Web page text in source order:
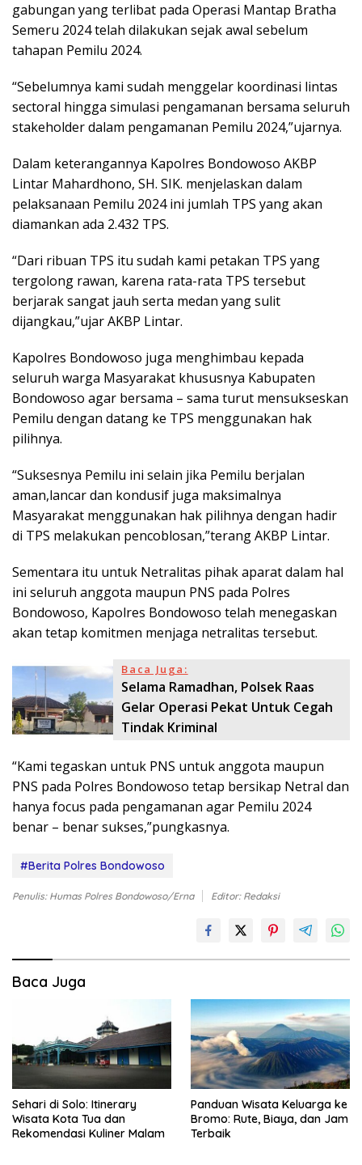
gabungan yang terlibat pada Operasi Mantap Bratha
Semeru 2024 telah dilakukan sejak awal sebelum
tahapan Pemilu 2024.
“Sebelumnya kami sudah menggelar koordinasi lintas
sectoral hingga simulasi pengamanan bersama seluruh
stakeholder dalam pengamanan Pemilu 2024,”ujarnya.
Dalam keterangannya Kapolres Bondowoso AKBP
Lintar Mahardhono, SH. SIK. menjelaskan dalam
pelaksanaan Pemilu 2024 ini jumlah TPS yang akan
diamankan ada 2.432 TPS.
“Dari ribuan TPS itu sudah kami petakan TPS yang
tergolong rawan, karena rata-rata TPS tersebut
berjarak sangat jauh serta medan yang sulit
dijangkau,”ujar AKBP Lintar.
Kapolres Bondowoso juga menghimbau kepada
seluruh warga Masyarakat khususnya Kabupaten
Bondowoso agar bersama – sama turut mensukseskan
Pemilu dengan datang ke TPS menggunakan hak
pilihnya.
“Suksesnya Pemilu ini selain jika Pemilu berjalan
aman,lancar dan kondusif juga maksimalnya
Masyarakat menggunakan hak pilihnya dengan hadir
di TPS melakukan pencoblosan,”terang AKBP Lintar.
Sementara itu untuk Netralitas pihak aparat dalam hal
ini seluruh anggota maupun PNS pada Polres
Bondowoso, Kapolres Bondowoso telah menegaskan
akan tetap komitmen menjaga netralitas tersebut.
Baca Juga:
Selama Ramadhan, Polsek Raas
Gelar Operasi Pekat Untuk Cegah
Tindak Kriminal
“Kami tegaskan untuk PNS untuk anggota maupun
PNS pada Polres Bondowoso tetap bersikap Netral dan
hanya focus pada pengamanan agar Pemilu 2024
benar – benar sukses,”pungkasnya.
#Berita Polres Bondowoso
Penulis: Humas Polres Bondowoso/Erna Editor: Redaksi
Baca Juga
Sehari di Solo: Itinerary
Wisata Kota Tua dan
Rekomendasi Kuliner Malam
Panduan Wisata Keluarga ke
Bromo: Rute, Biaya, dan Jam
Terbaik